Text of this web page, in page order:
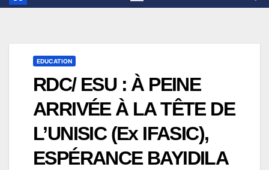
EDUCATION
RDC/ ESU : À PEINE
ARRIVÉE À LA TÊTE DE
L’UNISIC (Ex IFASIC),
ESPÉRANCE BAYIDILA